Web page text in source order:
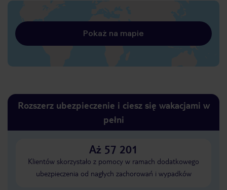
Pokaż na mapie
Rozszerz ubezpieczenie i ciesz się wakacjami w
pełni
Aż 57 201
Klientów skorzystało z pomocy w ramach dodatkowego
ubezpieczenia od nagłych zachorowań i wypadków